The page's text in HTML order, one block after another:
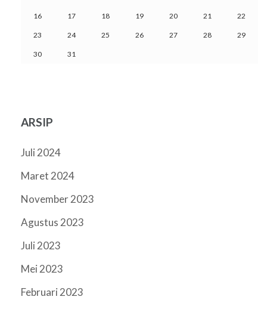
16 17 18 19 20 21 22
23 24 25 26 27 28 29
30 31
ARSIP
Juli 2024
Maret 2024
November 2023
Agustus 2023
Juli 2023
Mei 2023
Februari 2023